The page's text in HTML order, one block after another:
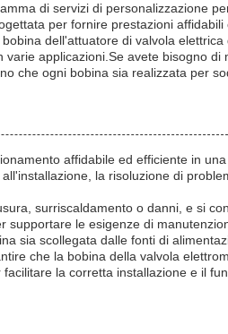
di servizi di personalizzazione
per fornire prestazioni
dell'attuatore di valvola
applicazioni.Se avete bisogno
che ogni bobina sia realizzata per
affidabile ed efficiente in
la risoluzione di
surriscaldamento o danni, e si
supportare le esigenze di
sia scollegata dalle fonti di
che la bobina della valvola
la corretta installazione e il